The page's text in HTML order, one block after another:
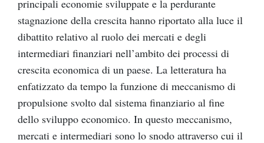
principali economie sviluppate e la perdurante
stagnazione della crescita hanno riportato alla luce il
dibattito relativo al ruolo dei mercati e degli
intermediari finanziari nell’ambito dei processi di
crescita economica di un paese. La letteratura ha
enfatizzato da tempo la funzione di meccanismo di
propulsione svolto dal sistema finanziario al fine
dello sviluppo economico. In questo meccanismo,
mercati e intermediari sono lo snodo attraverso cui il